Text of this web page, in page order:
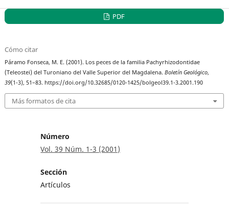
PDF
Cómo citar
Páramo Fonseca, M. E. (2001). Los peces de la familia Pachyrhizodontidae
(Teleostei) del Turoniano del Valle Superior del Magdalena.Boletín Geológico,
39(1-3), 51–83. https://doi.org/10.32685/0120-1425/bolgeol39.1-3.2001.190
Más formatos de cita
Número
Vol. 39 Núm. 1-3 (2001)
Sección
Artículos